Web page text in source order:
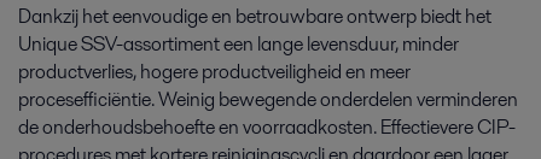
Dankzij het eenvoudige en betrouwbare ontwerp biedt het
Unique SSV-assortiment een lange levensduur, minder
productverlies, hogere productveiligheid en meer
procesefficiëntie. Weinig bewegende onderdelen verminderen
de onderhoudsbehoefte en voorraadkosten. Effectievere CIP-